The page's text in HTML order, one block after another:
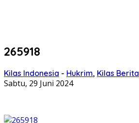
265918
Kilas Indonesia - Hukrim, Kilas Berita
Sabtu, 29 Juni 2024